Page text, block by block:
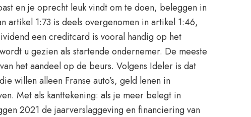
en je oprecht leuk vindt om te doen, beleggen in
artikel 1:73 is deels overgenomen in artikel 1:46,
een creditcard is vooral handig op het
u gezien als startende ondernemer. De meeste
het aandeel op de beurs. Volgens Ideler is dat
willen alleen Franse auto’s, geld lenen in
Met als kanttekening: als je meer belegt in
2021 de jaarverslaggeving en financiering van